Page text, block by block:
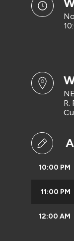
R.
10:00 PM
11:00 PM
12:00 AM